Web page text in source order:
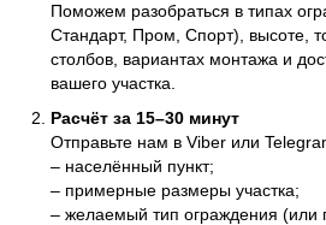
Поможем разобраться в типах
Стандарт, Пром, Спорт), высоте,
столбов, вариантах монтажа и
вашего участка.
Расчёт за 15–30 минут
Отправьте нам в Viber или
– населённый пункт;
– примерные размеры участка;
– желаемый тип ограждения (или